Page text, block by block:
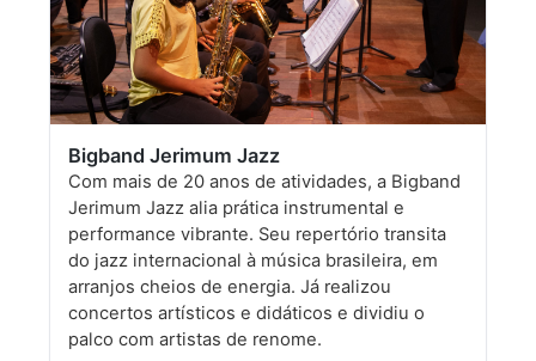
Bigband Jerimum Jazz
Com mais de 20 anos de atividades, a Bigband
Jerimum Jazz alia prática instrumental e
performance vibrante. Seu repertório transita
do jazz internacional à música brasileira, em
arranjos cheios de energia. Já realizou
concertos artísticos e didáticos e dividiu o
palco com artistas de renome.